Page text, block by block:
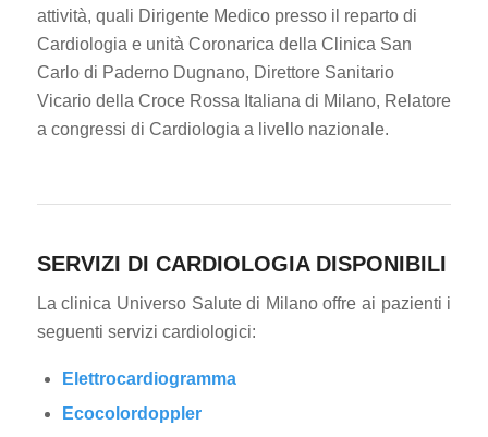
attività, quali Dirigente Medico presso il reparto di
Cardiologia e unità Coronarica della Clinica San
Carlo di Paderno Dugnano, Direttore Sanitario
Vicario della Croce Rossa Italiana di Milano, Relatore
a congressi di Cardiologia a livello nazionale.
SERVIZI DI CARDIOLOGIA DISPONIBILI
La clinica Universo Salute di Milano offre ai pazienti i
seguenti servizi cardiologici:
Elettrocardiogramma
Ecocolordoppler